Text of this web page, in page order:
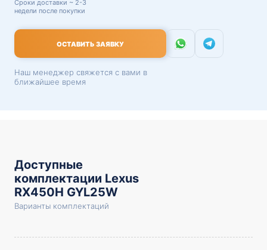
Сроки доставки ~ 2-3
недели после покупки
ОСТАВИТЬ ЗАЯВКУ
Наш менеджер свяжется с вами в
ближайшее время
Доступные
комплектации Lexus
RX450H GYL25W
Варианты комплектаций